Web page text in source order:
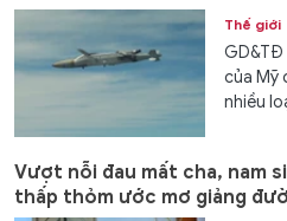
Thế giới
GD&TĐ
của Mỹ
nhiều
Vượt nỗi đau mất cha, nam
thấp thỏm ước mơ giảng